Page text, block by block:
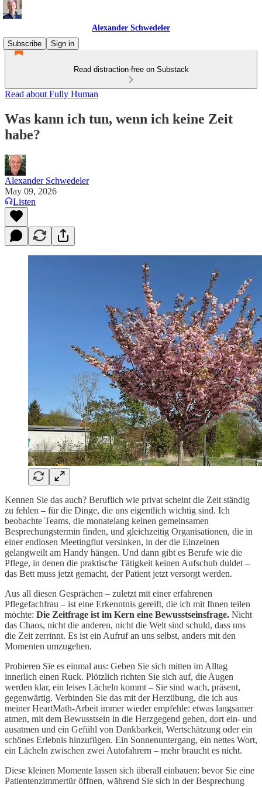
Alexander Schwedeler
Subscribe
Sign in
Read distraction-free on Substack
Read about Fully Human
Was kann ich tun, wenn ich keine Zeit
habe?
Alexander Schwedeler
May 09, 2026
Listen
Kennen Sie das auch? Beruflich wie privat scheint die Zeit ständig
zu fehlen – für die Dinge, die uns eigentlich wichtig sind. Ich
beobachte Teams, die monatelang keinen gemeinsamen
Besprechungstermin finden, und gleichzeitig Organisationen, die in
einer endlosen Meetingflut versinken, in der die Einzelnen
gelangweilt am Handy hängen. Und dann gibt es Berufe wie die
Pflege, in denen die praktische Tätigkeit keinen Aufschub duldet –
das Bett muss jetzt gemacht, der Patient jetzt versorgt werden.
Aus all diesen Gesprächen – zuletzt mit einer erfahrenen
Pflegefachfrau – ist eine Erkenntnis gereift, die ich mit Ihnen teilen
möchte: Die Zeitfrage ist im Kern eine Bewusstseinsfrage. Nicht
das Chaos, nicht die anderen, nicht die Welt sind schuld, dass uns
die Zeit zerrinnt. Es ist ein Aufruf an uns selbst, anders mit den
Momenten umzugehen.
Probieren Sie es einmal aus: Geben Sie sich mitten im Alltag
innerlich einen Ruck. Plötzlich richten Sie sich auf, die Augen
werden klar, ein leises Lächeln kommt – Sie sind wach, präsent,
gegenwärtig. Verbinden Sie das mit der Herzübung, die ich aus
meiner HeartMath-Arbeit immer wieder empfehle: etwas langsamer
atmen, mit dem Bewusstsein in die Herzgegend gehen, dort ein- und
ausatmen und ein Gefühl von Dankbarkeit, Wertschätzung oder ein
schönes Erlebnis hinzufügen. Ein Sonnenuntergang, ein nettes Wort,
ein Lächeln zwischen zwei Autofahrern – mehr braucht es nicht.
Diese kleinen Momente lassen sich überall einbauen: bevor Sie eine
Patientenzimmertür öffnen, während Sie sich in der Besprechung